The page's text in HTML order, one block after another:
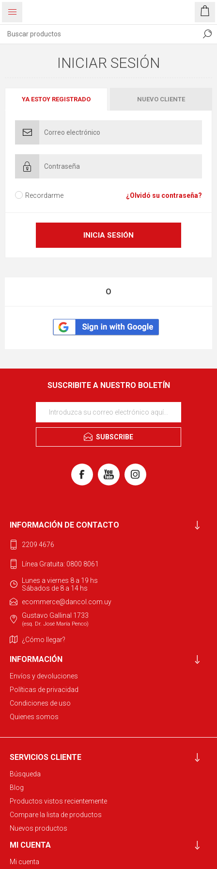
INICIAR SESIÓN
YA ESTOY REGISTRADO NUEVO CLIENTE
Recordarme ¿Olvidó su contraseña?
O
SUSCRIBITE A NUESTRO BOLETÍN
SUBSCRIBE
INFORMACIÓN DE CONTACTO
2209 4676
Línea Gratuita: 0800 8061
Lunes a viernes 8 a 19 hs
Sábados de 8 a 14 hs
ecommerce@dancol.com.uy
Gustavo Gallinal 1733
(esq. Dr. José María Penco)
¿Cómo llegar?
INFORMACIÓN
Envíos y devoluciones
Políticas de privacidad
Condiciones de uso
Quienes somos
SERVICIOS CLIENTE
Búsqueda
Blog
Productos vistos recientemente
Compare la lista de productos
Nuevos productos
MI CUENTA
Mi cuenta